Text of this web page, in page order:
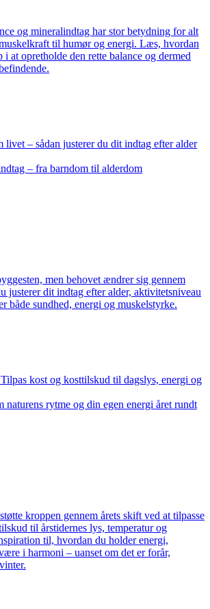
og mineralindtag har stor betydning for alt
til humør og energi. Læs, hvordan
at opretholde den rette balance og dermed
livet – sådan justerer du dit indtag efter alder
– fra barndom til alderdom
men behovet ændrer sig gennem
justerer dit indtag efter alder, aktivitetsniveau
både sundhed, energi og muskelstyrke.
kost og kosttilskud til dagslys, energi og
naturens rytme og din egen energi året rundt
kroppen gennem årets skift ved at tilpasse
til årstidernes lys, temperatur og
til, hvordan du holder energi,
i harmoni – uanset om det er forår,